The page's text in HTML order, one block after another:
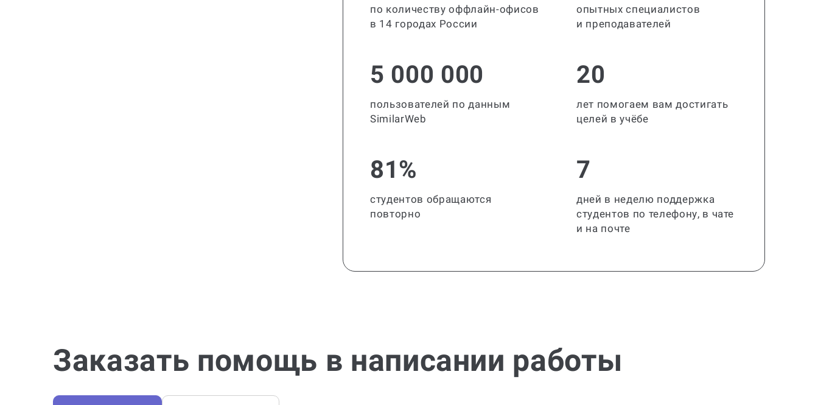
по количеству оффлайн-офисов
в 14 городах России
опытных специалистов
и преподавателей
5 000 000
пользователей по данным
SimilarWeb
20
лет помогаем вам достигать
целей в учёбе
81%
студентов обращаются
повторно
7
дней в неделю поддержка
студентов по телефону, в чате
и на почте
Заказать помощь в написании работы